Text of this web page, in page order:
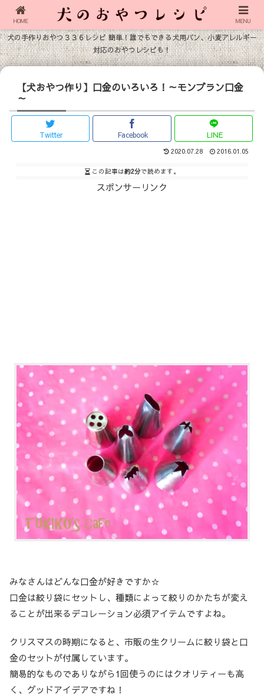
犬の手作りおやつ３３６レシピ 簡単！誰でもできる犬用パン、小麦アレルギー
対応のおやつレシピも！
【犬おやつ作り】口金のいろいろ！～モンブラン口金
～
Twitter Facebook LINE
2020.07.28 2016.01.05
この記事は約2分で読めます。
スポンサーリンク
みなさんはどんな口金が好きですか☆
口金は絞り袋にセットし、種類によって絞りのかたちが変え
ることが出来るデコレーション必須アイテムですよね。
クリスマスの時期になると、市販の生クリームに絞り袋と口
金のセットが付属しています。
簡易的なものでありながら1回使うのにはクオリティーも高
く、グッドアイデアですね！
HOME MENU